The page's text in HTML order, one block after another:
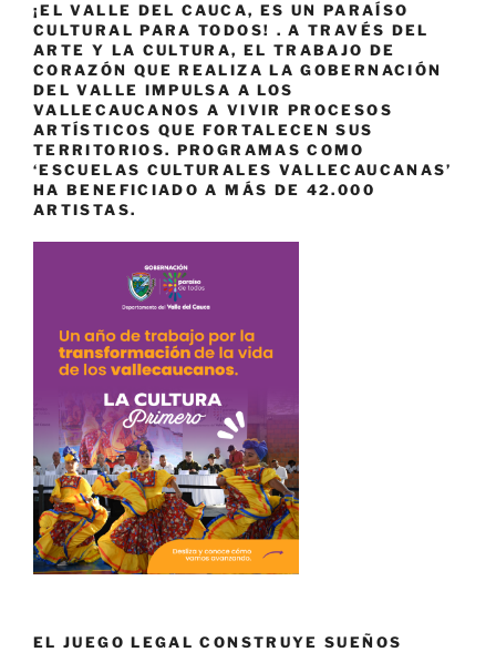
¡EL VALLE DEL CAUCA, ES UN PARAÍSO
CULTURAL PARA TODOS! . A TRAVÉS DEL
ARTE Y LA CULTURA, EL TRABAJO DE
CORAZÓN QUE REALIZA LA GOBERNACIÓN
DEL VALLE IMPULSA A LOS
VALLECAUCANOS A VIVIR PROCESOS
ARTÍSTICOS QUE FORTALECEN SUS
TERRITORIOS. PROGRAMAS COMO
‘ESCUELAS CULTURALES VALLECAUCANAS’
HA BENEFICIADO A MÁS DE 42.000
ARTISTAS.
EL JUEGO LEGAL CONSTRUYE SUEÑOS